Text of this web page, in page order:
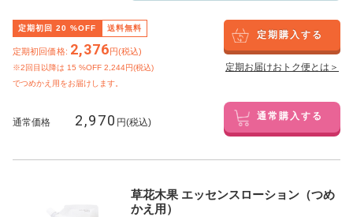
定期初回 20 %OFF 送料無料
定期初回価格: 2,376円(税込)
※2回目以降は 15 %OFF 2,244円(税込)
でつめかえ用をお届けします。
定期購入する
定期お届けおトク便とは＞
通常価格 2,970 円(税込) 通常購入する
草花木果 エッセンスローション（つめ
かえ用）